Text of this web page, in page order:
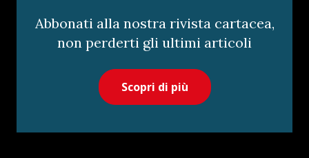
Abbonati alla nostra rivista cartacea,
non perderti gli ultimi articoli
Scopri di più